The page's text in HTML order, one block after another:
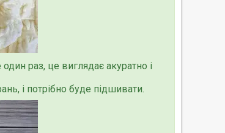
раз, це виглядає акуратно і
і потрібно буде підшивати.